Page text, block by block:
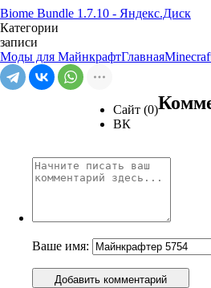
Biome Bundle 1.7.10 - Яндекс.Диск
Категории
записи
Моды для МайнкрафтГлавная
Сайт (0)
ВК
Ваше имя:
Добавить комментарий